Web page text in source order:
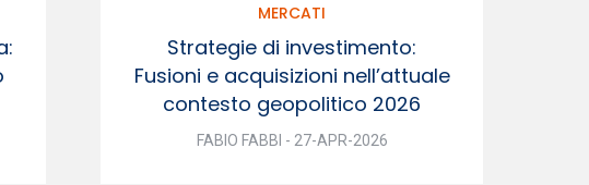
MERCATI
Strategie di investimento:
Fusioni e acquisizioni nell’attuale
contesto geopolitico 2026
FABIO FABBI - 27-APR-2026